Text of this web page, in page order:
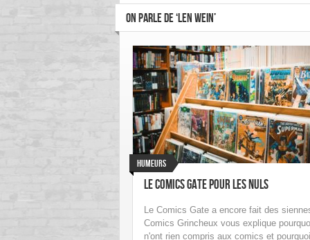
ON PARLE DE ‘LEN WEIN’
Humeurs
Le Comics Gate pour les nuls
Le Comics Gate a encore fait des
Comics Grincheux vous explique
n'ont rien compris aux comics et